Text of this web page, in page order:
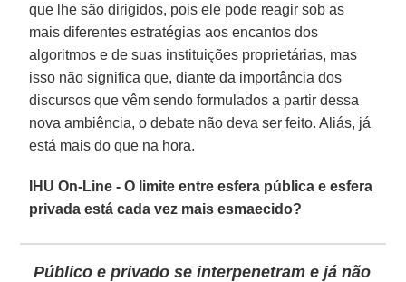
que lhe são dirigidos, pois ele pode reagir sob as
mais diferentes estratégias aos encantos dos
algoritmos e de suas instituições proprietárias, mas
isso não significa que, diante da importância dos
discursos que vêm sendo formulados a partir dessa
nova ambiência, o debate não deva ser feito. Aliás, já
está mais do que na hora.
IHU On-Line - O limite entre esfera pública e esfera
privada está cada vez mais esmaecido?
Público e privado se interpenetram e já não